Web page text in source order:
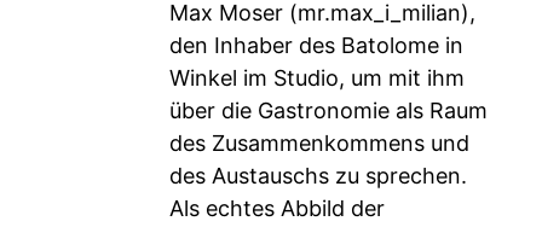
Max Moser (mr.max_i_milian),
den Inhaber des Batolome in
Winkel im Studio, um mit ihm
über die Gastronomie als Raum
des Zusammenkommens und
des Austauschs zu sprechen.
Als echtes Abbild der